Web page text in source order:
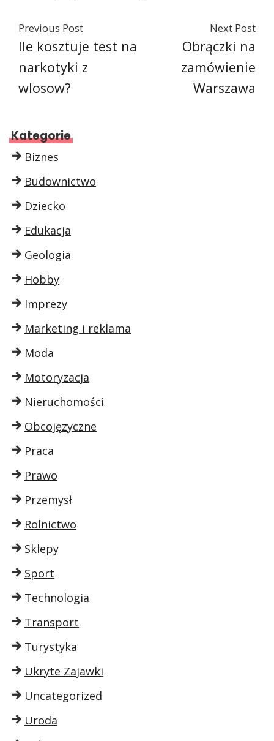
Previous Post
Ile kosztuje test na
narkotyki z
wlosow?
Next Post
Obrączki na
zamówienie
Warszawa
Kategorie
Biznes
Budownictwo
Dziecko
Edukacja
Geologia
Hobby
Imprezy
Marketing i reklama
Moda
Motoryzacja
Nieruchomości
Obcojęzyczne
Praca
Prawo
Przemysł
Rolnictwo
Sklepy
Sport
Technologia
Transport
Turystyka
Ukryte Zajawki
Uncategorized
Uroda